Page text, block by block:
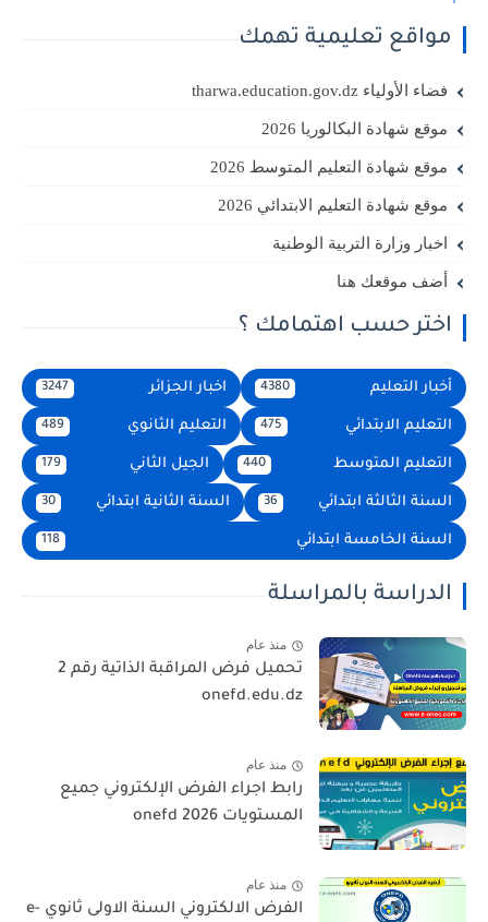
مواقع تعليمية تهمك
فضاء الأولياء tharwa.education.gov.dz
موقع شهادة البكالوريا 2026
موقع شهادة التعليم المتوسط 2026
موقع شهادة التعليم الابتدائي 2026
اخبار وزارة التربية الوطنية
أضف موقعك هنا
اختر حسب اهتمامك ؟
أخبار التعليم 4380 اخبار الجزائر 3247
التعليم الابتدائي 475 التعليم الثانوي 489
التعليم المتوسط 440 الجيل الثاني 179
السنة الثالثة ابتدائي السنة الثانية ابتدائي
السنة الخامسة ابتدائي 118
الدراسة بالمراسلة
منذ عام
تحميل فرض المراقبة الذاتية رقم 2
onefd.edu.dz
منذ عام
رابط اجراء الفرض الإلكتروني جميع
المستويات 2026 onefd
منذ عام
الفرض الالكتروني السنة الاولى ثانوي e-